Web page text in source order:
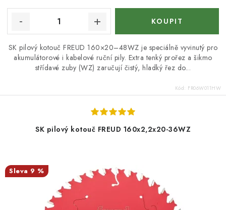
SK pilový kotouč FREUD 160×20–48WZ je speciálně vyvinutý pro
akumulátorové i kabelové ruční pily. Extra tenký prořez a šikmo
střídavé zuby (WZ) zaručují čistý, hladký řez do...
Kód: FR06W011HW
SK pilový kotouč FREUD 160x2,2x20-36WZ
9 %